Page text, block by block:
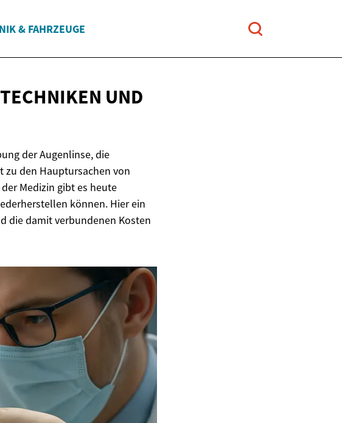
& FAHRZEUGE
UND
der Augenlinse, die
zu den Hauptursachen von
Medizin gibt es heute
können. Hier ein
die damit verbundenen Kosten